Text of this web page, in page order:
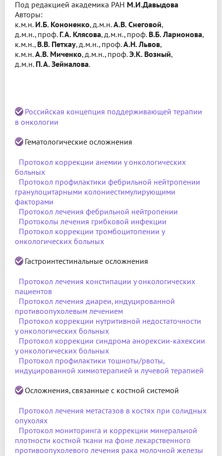
Под редакцией академика РАН М.И.Давыдова
Авторы:
к.м.н. И.Б. Кононенко, д.м.н.А.В. Снеговой,
д.м.н., проф. Г.А. Клясова, д.м.н., проф. В.Б. Ларионова,
к.м.н., В.В. Петкау, д.м.н., проф.А.Н. Львов,
к.м.н.А.В. Миченко, д.м.н., проф.Э.К. Возный,
д.м.н. П.А. Зейналова.
Российская концепция поддерживающей терапии
в онкологии
Гематологические осложнения
Протокол коррекции анемии у онкологических
больных
Протокол профилактики фебрильной нейтропении
гранулоцитарными колониестимулирующими
факторами
Протокол лечения фебрильной нейтропении
Протоколы лечения грибковой инфекции
Протокол коррекции тромбоцитопении у
онкологических больных
Гастроинтестинальные осложнения
Протокол лечения констипации у онкологических
пациентов
Протокол лечения диареи, индуцированной
противоопухолевым лечением
Протокол коррекции нутритивной недостаточности
у онкологических больных
Протокол коррекции синдрома анорексии-кахексии
у онкологических больных
Протокол профилактики тошноты/рвоты,
индуцированной химиотерапией и лучевой терапией
Осложнения, связанные с костной системой
Протокол лечения метастазов в костях при солидных
опухолях
Протокол мониторинга и коррекции минеральной
плотности костной ткани на фоне лекарственного
противоопухолевого лечения рака молочной железы